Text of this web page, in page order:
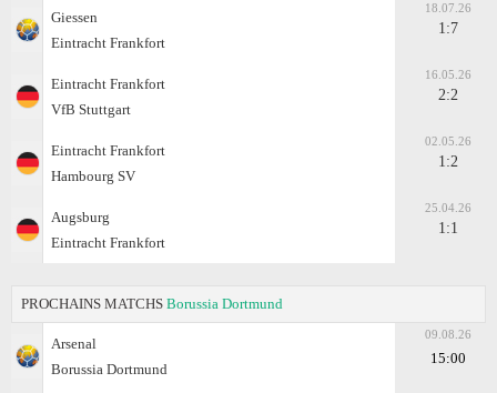
Giessen
Eintracht Frankfоrt
18.07.26
1:7
Eintracht Frankfоrt
VfB Stuttgart
16.05.26
2:2
Eintracht Frankfоrt
Hambourg SV
02.05.26
1:2
Augsburg
Eintracht Frankfоrt
25.04.26
1:1
PROCHAINS MATCHS Borussia Dortmund
Arsenal
Borussia Dortmund
09.08.26
15:00